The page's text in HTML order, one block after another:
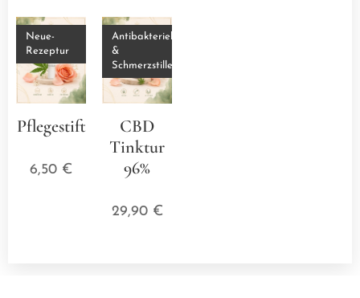
Pflegestift
⭐⭐⭐⭐⭐
Neue-
Rezeptur
6,50 €
CBD
Tinktur
96%
Antibakteriell
&
Schmerzstillend
29,90€